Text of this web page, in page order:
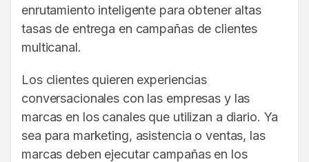
enrutamiento inteligente para obtener altas
tasas de entrega en campañas de clientes
multicanal.
Los clientes quieren experiencias
conversacionales con las empresas y las
marcas en los canales que utilizan a diario. Ya
sea para marketing, asistencia o ventas, las
marcas deben ejecutar campañas en los